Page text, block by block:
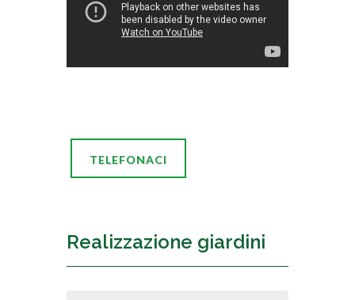
TELEFONACI
Realizzazione giardini